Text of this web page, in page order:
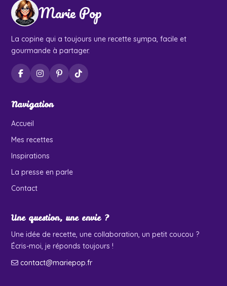
Marie Pop
La copine qui a toujours une recette sympa, facile et
gourmande à partager.
Navigation
Accueil
Mes recettes
Inspirations
La presse en parle
Contact
Une question, une envie ?
Une idée de recette, une collaboration, un petit coucou ?
Écris-moi, je réponds toujours !
contact@mariepop.fr